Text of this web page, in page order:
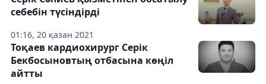
01:16, 20 қазан 2021
себебін түсіндірді
Тоқаев кардиохирург Серік
Бекбосыновтың отбасына көңіл
айтты